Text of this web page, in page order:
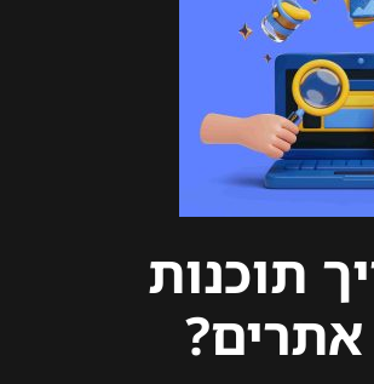
תוכנות
אתרים?